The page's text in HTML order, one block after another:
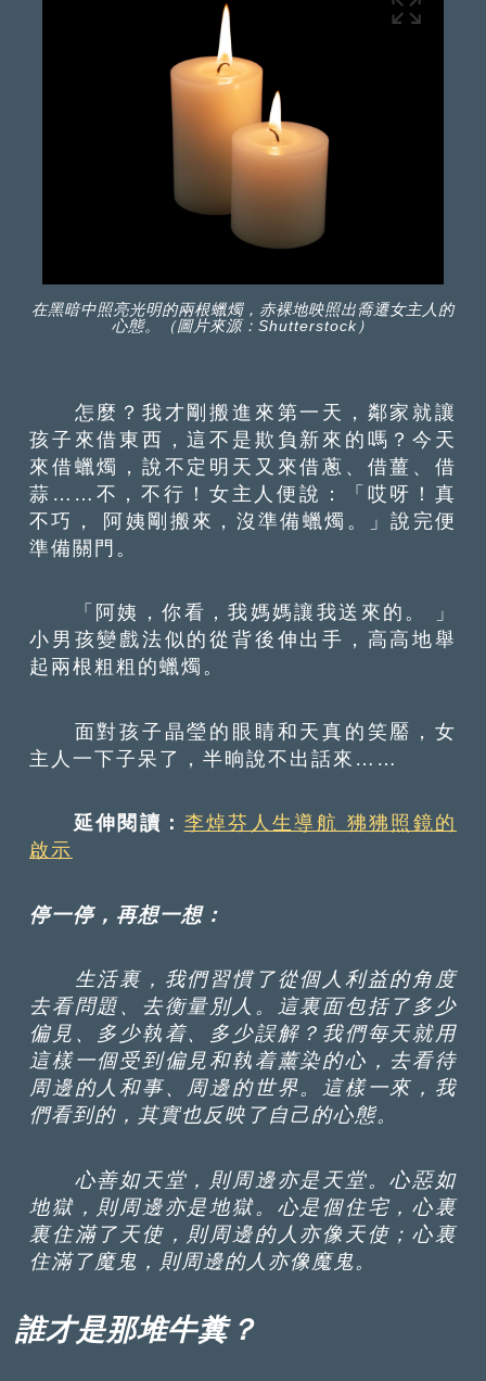
在黑暗中照亮光明的兩根蠟燭，赤裸地映照出喬遷女主人的
心態。（圖片來源：Shutterstock）
怎麼？我才剛搬進來第一天，鄰家就讓
孩子來借東西，這不是欺負新來的嗎？今天
來借蠟燭，說不定明天又來借蔥、借薑、借
蒜……不，不行！女主人便說：「哎呀！真
不巧， 阿姨剛搬來，沒準備蠟燭。」說完便
準備關門。
「阿姨，你看，我媽媽讓我送來的。 」
小男孩變戲法似的從背後伸出手，高高地舉
起兩根粗粗的蠟燭。
面對孩子晶瑩的眼睛和天真的笑靨，女
主人一下子呆了，半晌說不出話來……
延伸閱讀： 李焯芬人生導航 狒狒照鏡的
啟示
停一停，再想一想：
生活裏，我們習慣了從個人利益的角度
去看問題、去衡量別人。這裏面包括了多少
偏見、多少執着、多少誤解？我們每天就用
這樣一個受到偏見和執着薰染的心，去看待
周邊的人和事、周邊的世界。這樣一來，我
們看到的，其實也反映了自己的心態。
心善如天堂，則周邊亦是天堂。心惡如
地獄，則周邊亦是地獄。心是個住宅，心裏
裏住滿了天使，則周邊的人亦像天使；心裏
住滿了魔鬼，則周邊的人亦像魔鬼。
誰才是那堆牛糞？